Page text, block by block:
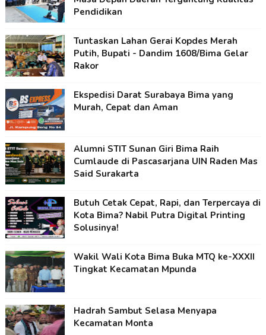
Pendidikan
Tuntaskan Lahan Gerai Kopdes Merah
Putih, Bupati - Dandim 1608/Bima Gelar
Rakor
Ekspedisi Darat Surabaya Bima yang
Murah, Cepat dan Aman
Alumni STIT Sunan Giri Bima Raih
Cumlaude di Pascasarjana UIN Raden Mas
Said Surakarta
Butuh Cetak Cepat, Rapi, dan Terpercaya di
Kota Bima? Nabil Putra Digital Printing
Solusinya!
Wakil Wali Kota Bima Buka MTQ ke-XXXII
Tingkat Kecamatan Mpunda
Hadrah Sambut Selasa Menyapa
Kecamatan Monta